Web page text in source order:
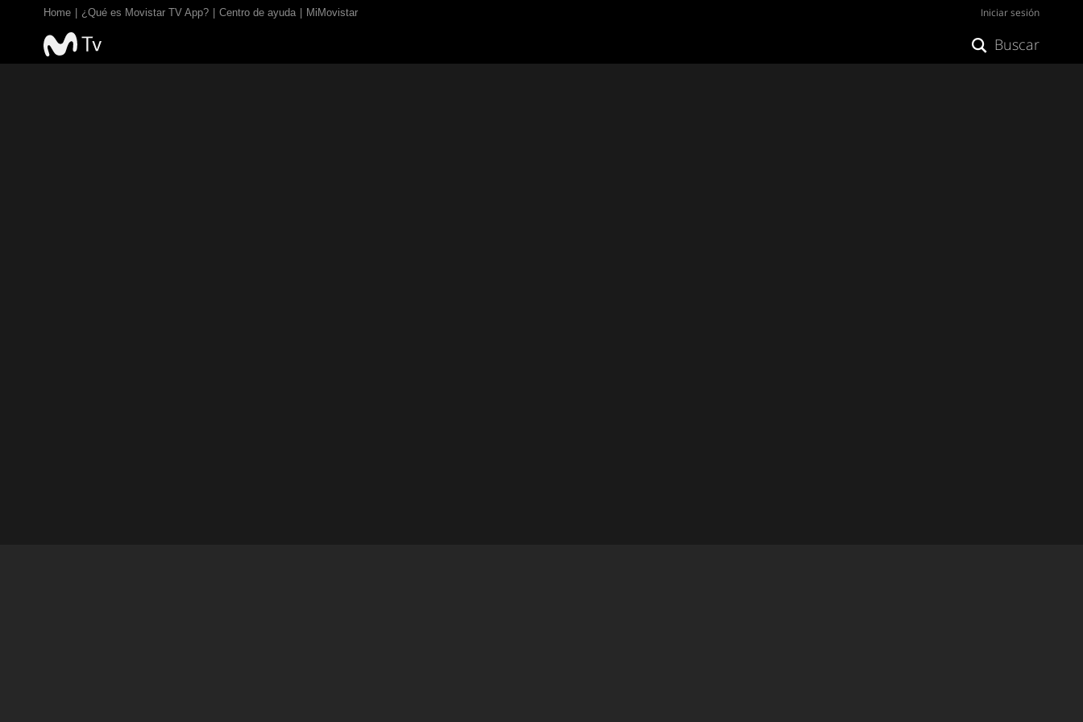
Home ¿Qué es Movistar TV App? Centro de ayuda MiMovistar Iniciar sesión
Buscar